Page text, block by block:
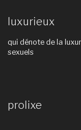
luxurieux
qui dénote de la
sexuels
prolixe